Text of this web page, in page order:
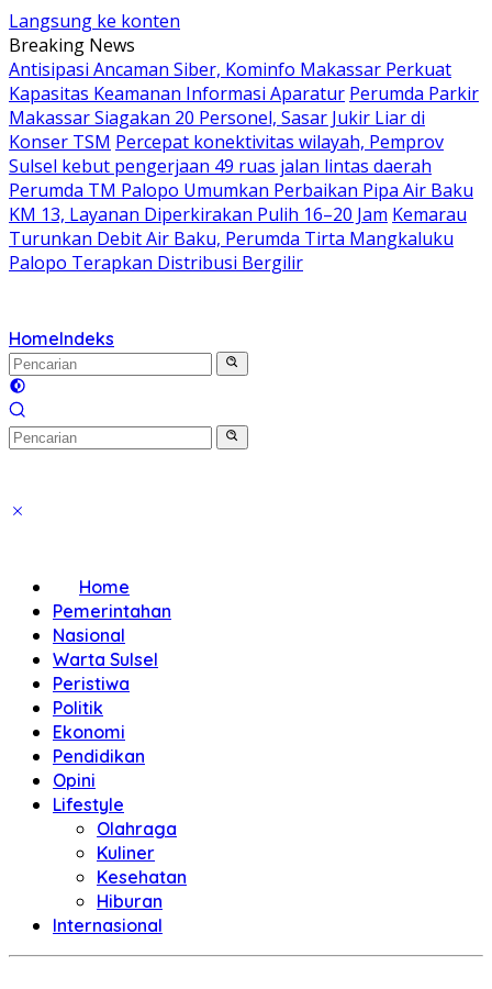
Langsung ke konten
Breaking News
Antisipasi Ancaman Siber, Kominfo Makassar Perkuat
Kapasitas Keamanan Informasi Aparatur Perumda Parkir
Makassar Siagakan 20 Personel, Sasar Jukir Liar di
Konser TSM Percepat konektivitas wilayah, Pemprov
Sulsel kebut pengerjaan 49 ruas jalan lintas daerah
Perumda TM Palopo Umumkan Perbaikan Pipa Air Baku
KM 13, Layanan Diperkirakan Pulih 16–20 Jam Kemarau
Turunkan Debit Air Baku, Perumda Tirta Mangkaluku
Palopo Terapkan Distribusi Bergilir
HomeIndeks
Home
Pemerintahan
Nasional
Warta Sulsel
Peristiwa
Politik
Ekonomi
Pendidikan
Opini
Lifestyle
Olahraga
Kuliner
Kesehatan
Hiburan
Internasional